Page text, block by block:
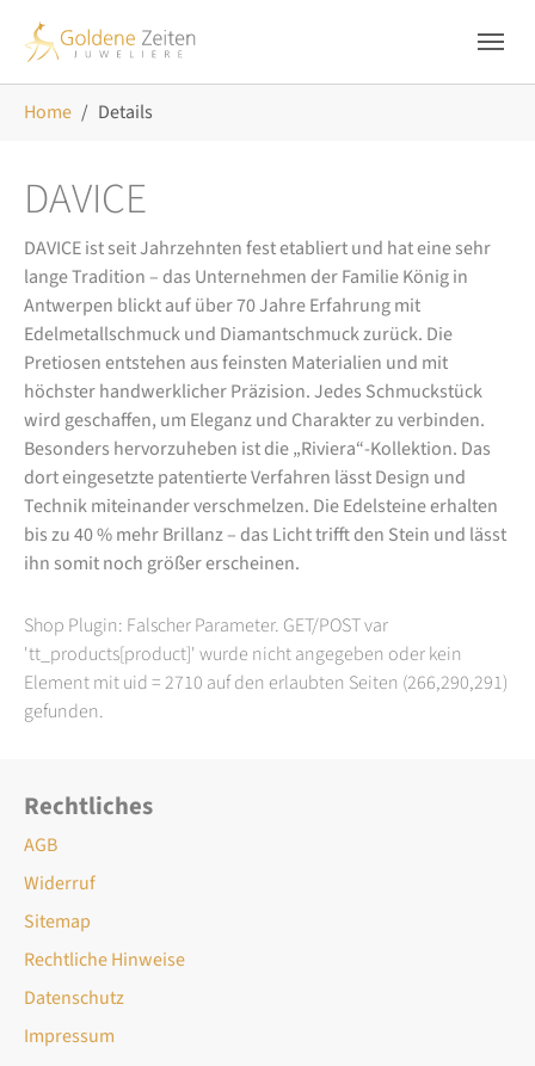
Home Details
DAVICE
DAVICE ist seit Jahrzehnten fest etabliert und hat eine sehr
lange Tradition – das Unternehmen der Familie König in
Antwerpen blickt auf über 70 Jahre Erfahrung mit
Edelmetallschmuck und Diamantschmuck zurück. Die
Pretiosen entstehen aus feinsten Materialien und mit
höchster handwerklicher Präzision. Jedes Schmuckstück
wird geschaffen, um Eleganz und Charakter zu verbinden.
Besonders hervorzuheben ist die „Riviera“-Kollektion. Das
dort eingesetzte patentierte Verfahren lässt Design und
Technik miteinander verschmelzen. Die Edelsteine erhalten
bis zu 40 % mehr Brillanz – das Licht trifft den Stein und lässt
ihn somit noch größer erscheinen.
Shop Plugin: Falscher Parameter. GET/POST var
'tt_products[product]' wurde nicht angegeben oder kein
Element mit uid = 2710 auf den erlaubten Seiten (266,290,291)
gefunden.
Rechtliches
AGB
Widerruf
Sitemap
Rechtliche Hinweise
Datenschutz
Impressum